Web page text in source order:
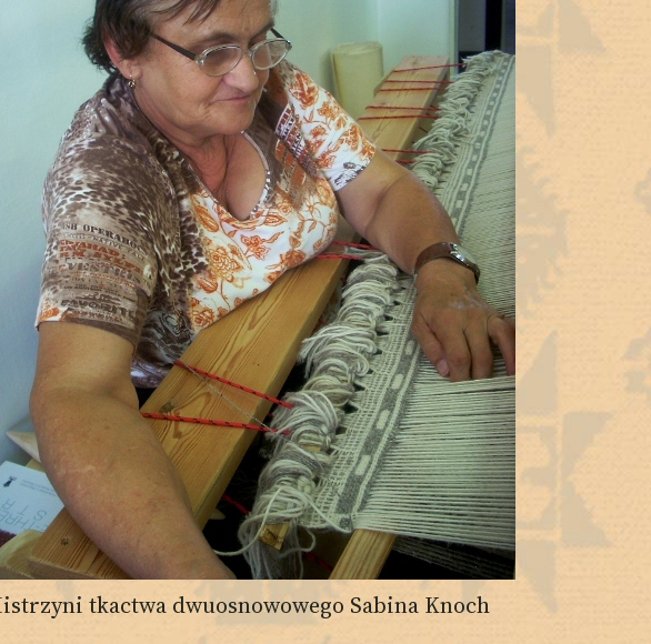
tkactwa dwuosnowowego Sabina Knoch